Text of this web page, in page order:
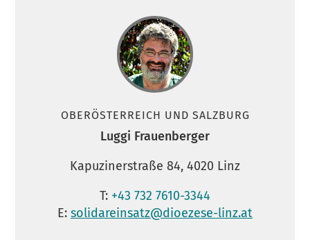
OBERÖSTERREICH UND SALZBURG
Luggi Frauenberger
Kapuzinerstraße 84, 4020 Linz
T: +43 732 7610-3344
E: solidareinsatz@dioezese-linz.at